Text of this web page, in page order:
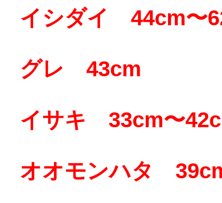
イシダイ 44cm〜
グレ 43cm
イサキ 33cm〜
オオモンハタ